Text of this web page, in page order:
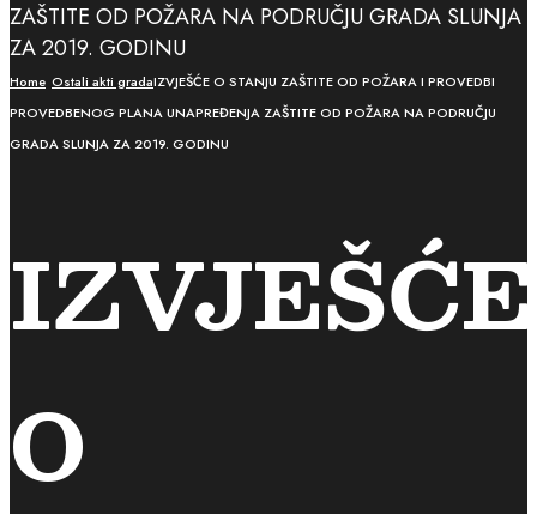
Home Ostali akti gradaIZVJEŠĆE O STANJU ZAŠTITE OD POŽARA I PROVEDBI
PROVEDBENOG PLANA UNAPREĐENJA ZAŠTITE OD POŽARA NA PODRUČJU
GRADA SLUNJA ZA 2019. GODINU
IZVJEŠĆE
O